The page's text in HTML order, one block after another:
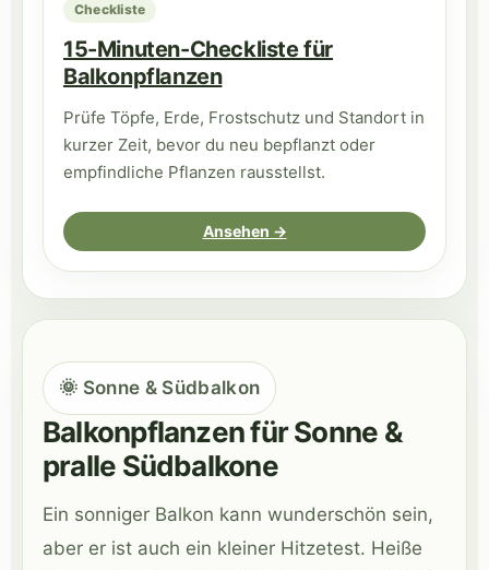
Checkliste
15-Minuten-Checkliste für
Balkonpflanzen
Prüfe Töpfe, Erde, Frostschutz und Standort in
kurzer Zeit, bevor du neu bepflanzt oder
empfindliche Pflanzen rausstellst.
Ansehen →
🌞 Sonne & Südbalkon
Balkonpflanzen für Sonne &
pralle Südbalkone
Ein sonniger Balkon kann wunderschön sein,
aber er ist auch ein kleiner Hitzetest. Heiße